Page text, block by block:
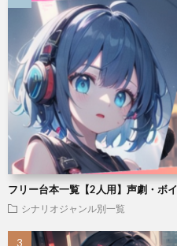
フリー台本一覧【2人用】声劇・ボ
シナリオジャンル別一覧